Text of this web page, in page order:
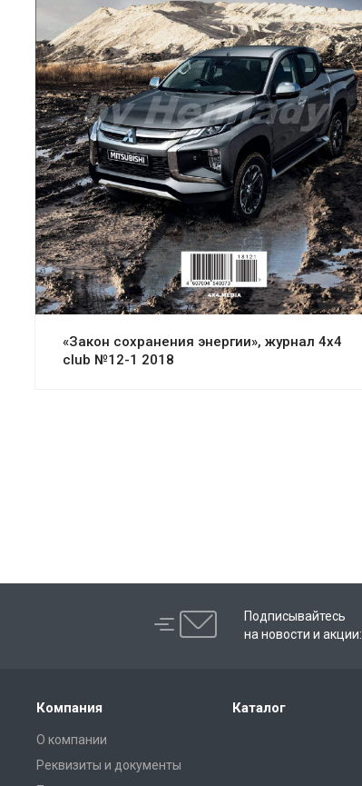
«Закон сохранения энергии», журнал 4x4
club №12-1 2018
Подписывайтесь
на новости и акции:
Компания
О компании
Реквизиты и документы
Каталог